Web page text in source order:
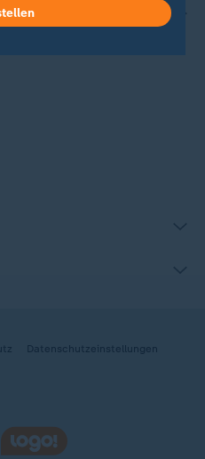
Datenschutzeinstellungen